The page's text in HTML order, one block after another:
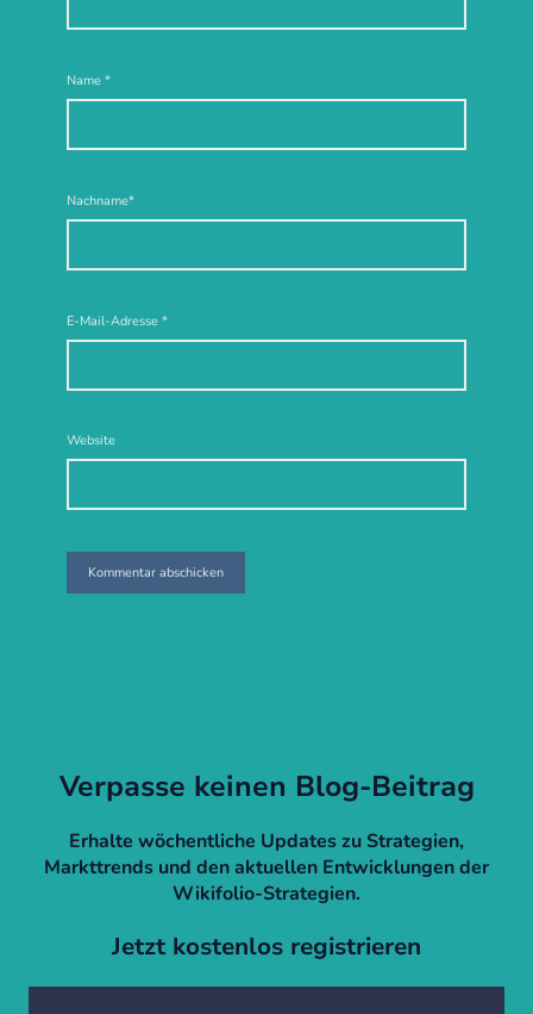
Name *
Nachname*
E-Mail-Adresse *
Website
Verpasse keinen Blog-Beitrag
Erhalte wöchentliche Updates zu Strategien,
Markttrends und den aktuellen Entwicklungen der
Wikifolio-Strategien.
Jetzt kostenlos registrieren